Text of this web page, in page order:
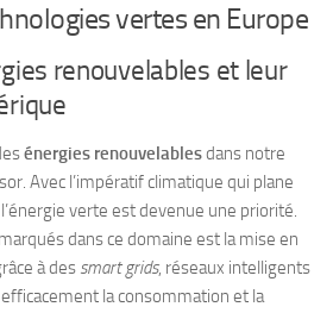
vertes en Europe
renouvelables et leur
énergies renouvelablesdans notre
Avec l’impératif climatique qui plane
verte est devenue une priorité.
dans ce domaine est la mise en
à des smart grids, réseaux intelligents
la consommation et la